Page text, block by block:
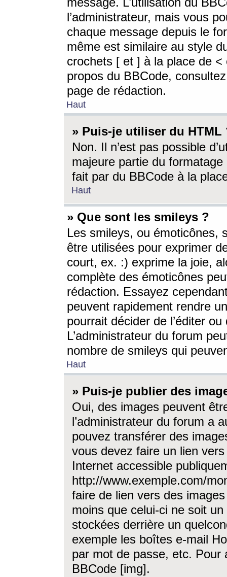
l’administrateur, mais vous
chaque message depuis le
même est similaire au style
crochets [ et ] à la place de <
propos du BBCode,
page de rédaction.
Haut
» Puis-je utiliser du HTML
Non. Il n’est pas possible
majeure partie du
fait par du BBCode à la
Haut
» Que sont les smileys ?
Les smileys, ou émoticônes,
être utilisées pour exprimer
court, ex. :) exprime la joie,
complète des émoticônes
rédaction. Essayez
peuvent rapidement rendre
pourrait décider de l’éditer
L’administrateur du forum
nombre de smileys qui
Haut
» Puis-je publier des
Oui, des images peuvent
l’administrateur du forum a
pouvez transférer des
vous devez faire un lien
Internet accessible
http://www.exemple.com/
faire de lien vers des
moins que celui-ci ne soit
stockées derrière un
exemple les boîtes e-mail
par mot de passe, etc. Pour
BBCode [img].